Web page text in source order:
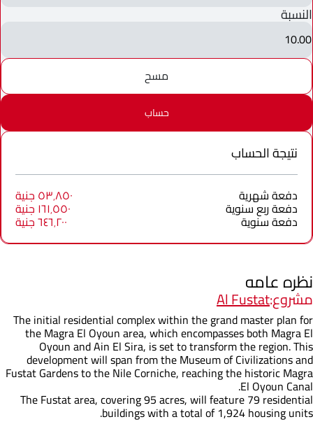
النسبة
10.00
مسح
حساب
نتيجة الحساب
دفعة شهرية ٥٣٬٨٥٠ جنية
دفعة ربع سنوية ١٦١٬٥٥٠ جنية
دفعة سنوية ٦٤٦٬٢٠٠ جنية
نظره عامه
مشروع:Al Fustat
The initial residential complex within the grand master plan for
the Magra El Oyoun area, which encompasses both Magra El
Oyoun and Ain El Sira, is set to transform the region. This
development will span from the Museum of Civilizations and
Fustat Gardens to the Nile Corniche, reaching the historic Magra
El Oyoun Canal.
The Fustat area, covering 95 acres, will feature 79 residential
buildings with a total of 1,924 housing units.